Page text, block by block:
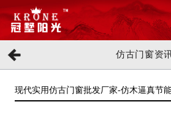
仿古门窗资
现代实用仿古门窗批发厂家-仿木逼真节